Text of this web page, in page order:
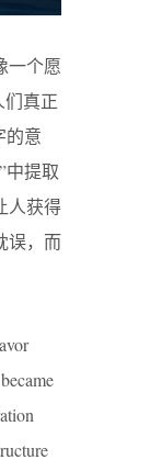
一个愿
们真正
的意
中提取
人获得
误，而